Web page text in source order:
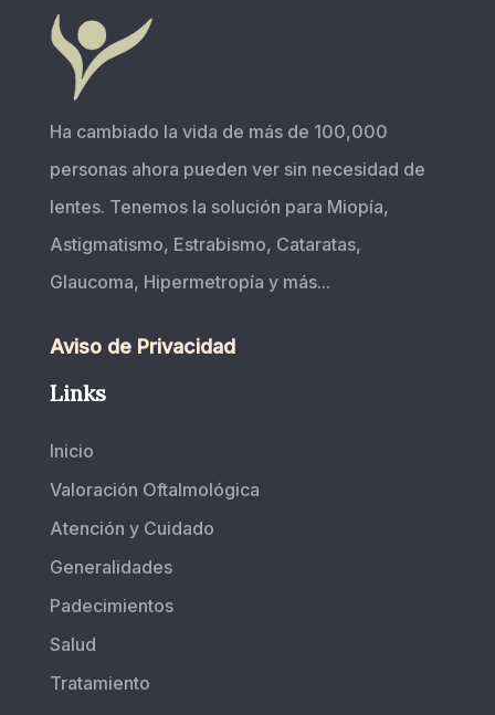
Ha cambiado la vida de más de 100,000
personas ahora pueden ver sin necesidad de
lentes. Tenemos la solución para Miopía,
Astigmatismo, Estrabismo, Cataratas,
Glaucoma, Hipermetropía y más...
Aviso de Privacidad
Links
Inicio
Valoración Oftalmológica
Atención y Cuidado
Generalidades
Padecimientos
Salud
Tratamiento